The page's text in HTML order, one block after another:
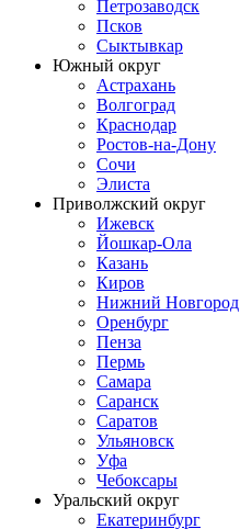
Петрозаводск
Псков
Сыктывкар
Южный округ
Астрахань
Волгоград
Краснодар
Ростов-на-Дону
Сочи
Элиста
Приволжский округ
Ижевск
Йошкар-Ола
Казань
Киров
Нижний Новгород
Оренбург
Пенза
Пермь
Самара
Саранск
Саратов
Ульяновск
Уфа
Чебоксары
Уральский округ
Екатеринбург